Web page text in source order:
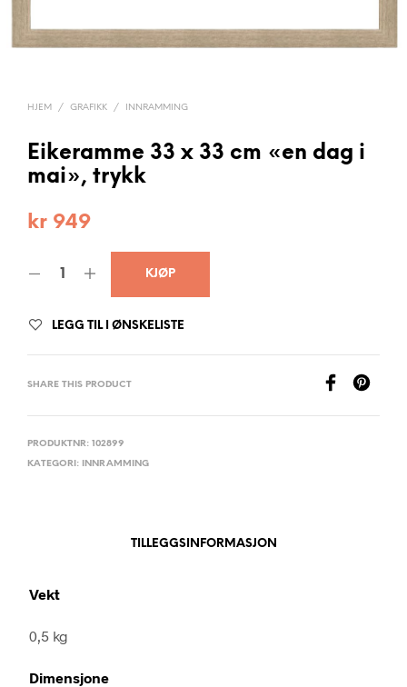
HJEM / GRAFIKK / INNRAMMING
Eikeramme 33 x 33 cm «en dag i
mai», trykk
kr 949
KJØP
LEGG TIL I ØNSKELISTE
SHARE THIS PRODUCT
PRODUKTNR: 102899
KATEGORI:
INNRAMMING
TILLEGGSINFORMASJON
Vekt
0,5 kg
Dimensjone